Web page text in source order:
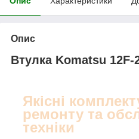
Опис
Втулка Komatsu 12F-
Якісні
ремонту та
техніки